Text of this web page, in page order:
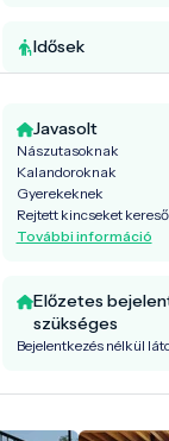
Idősek
Javasolt
Nászutasoknak
Kalandoroknak
Gyerekeknek
Rejtett kincseket
További információ
Előzetes
szükséges
Bejelentkezés nélkül